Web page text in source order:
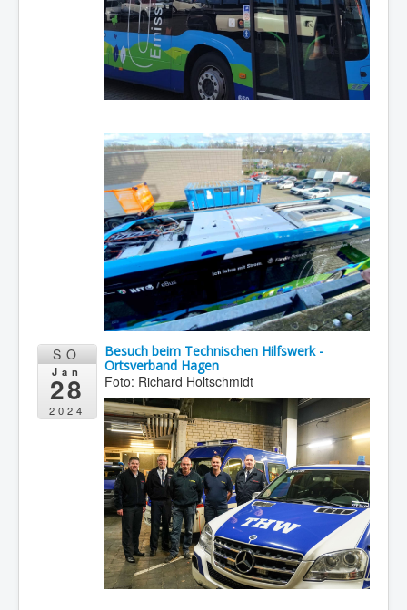
SO
Jan
28
2024
Besuch beim Technischen Hilfswerk -
Ortsverband Hagen
Foto: Richard Holtschmidt